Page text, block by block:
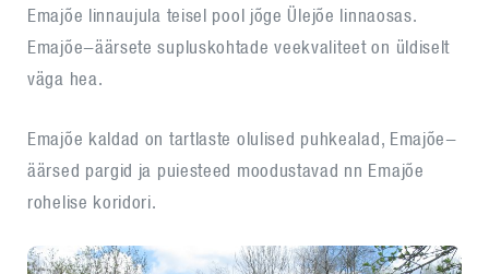
Emajõe linnaujula teisel pool jõge Ülejõe linnaosas.
Emajõe-äärsete supluskohtade veekvaliteet on üldiselt
väga hea.
Emajõe kaldad on tartlaste olulised puhkealad, Emajõe-
äärsed pargid ja puiesteed moodustavad nn Emajõe
rohelise koridori.